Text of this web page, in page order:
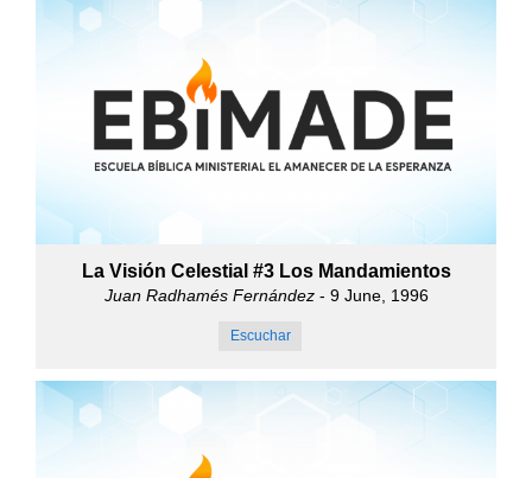
La Visión Celestial #3 Los Mandamientos
Juan Radhamés Fernández- 9 June, 1996
Escuchar